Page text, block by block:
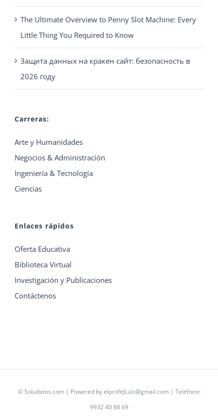
The Ultimate Overview to Penny Slot Machine: Every
Little Thing You Required to Know
Защита данных на кракен сайт: безопасность в
2026 году
Carreras:
Arte y Humanidades
Negocios & Administración
Ingeniería & Tecnología
Ciencias
Enlaces rápidos
Oferta Educativa
Biblioteca Virtual
Investigación y Publicaciones
Contáctenos
©Soludatos.com | Powered byelprofeJLuis@gmail.com | Teléfono:
9932 40 88 69